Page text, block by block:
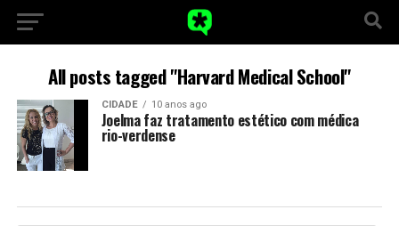
All posts tagged "Harvard Medical School"
CIDADE 10 anos ago
Joelma faz tratamento estético com médica
rio-verdense